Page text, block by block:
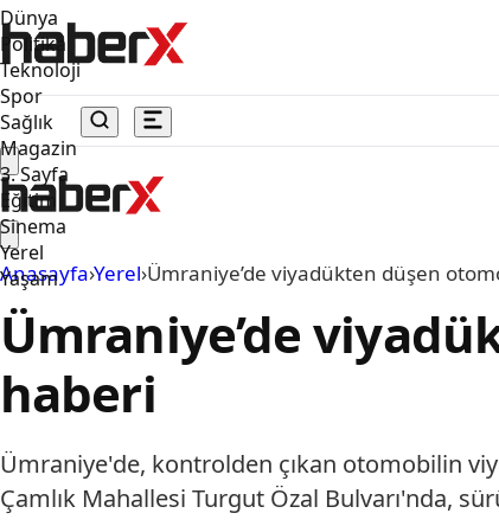
Dünya
Politika
Teknoloji
Spor
Sağlık
Magazin
3. Sayfa
Eğitim
Sinema
Yerel
Yaşam
Anasayfa›Yerel›Ümraniye’de viyadükten düşen
Ümraniye’de
haberi
Ümraniye'de, kontrolden çıkan otomobilin
Çamlık Mahallesi Turgut Özal Bulvarı'nda,